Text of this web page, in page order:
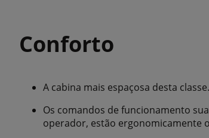
Conforto
A cabina mais espaçosa desta classe.
Os comandos de funcionamento
operador, estão ergonomicamente